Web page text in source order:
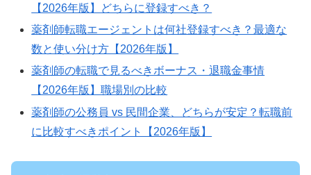
【2026年版】どちらに登録すべき？
薬剤師転職エージェントは何社登録すべき？最適な
数と使い分け方【2026年版】
薬剤師の転職で見るべきボーナス・退職金事情
【2026年版】職場別の比較
薬剤師の公務員 vs 民間企業、どちらが安定？転職前
に比較すべきポイント【2026年版】